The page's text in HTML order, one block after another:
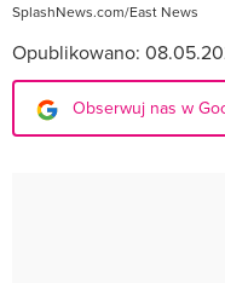
SplashNews.com/East News
Opublikowano:
Obserwuj nas w